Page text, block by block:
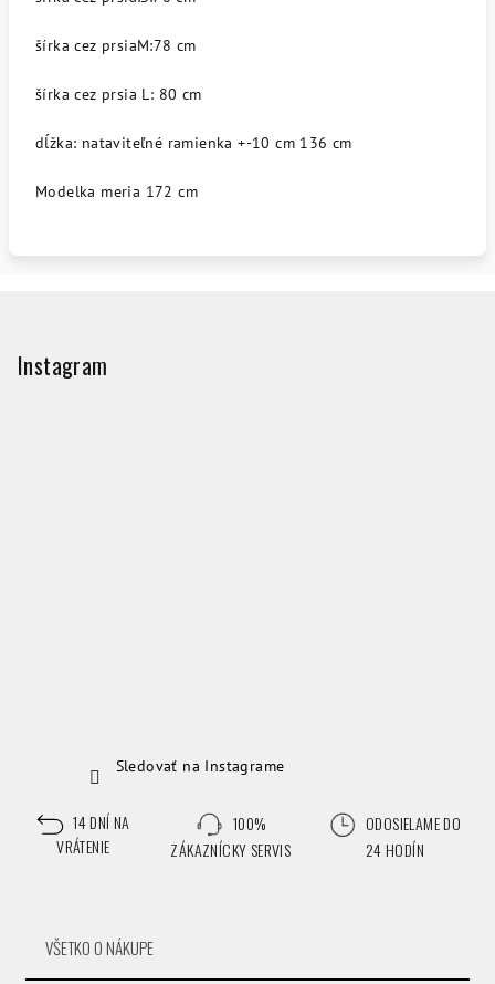
šírka cez prsiaM:78 cm
šírka cez prsia L: 80 cm
dĺžka: nataviteľné ramienka +-10 cm 136 cm
Modelka meria 172 cm
Instagram
Sledovať na Instagrame
14 DNÍ NA
VRÁTENIE
100%
ZÁKAZNÍCKY SERVIS
ODOSIELAME DO
24 HODÍN
VŠETKO O NÁKUPE